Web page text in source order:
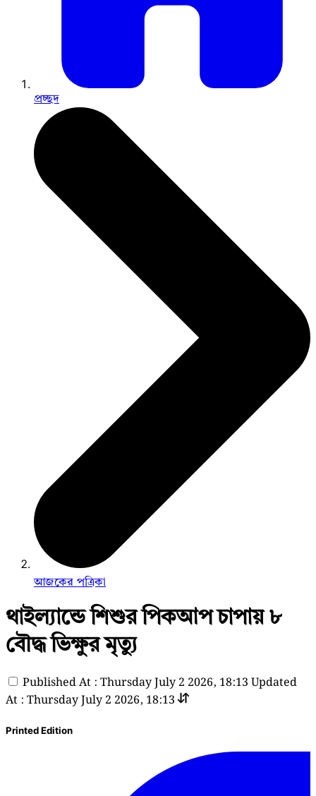
প্রচ্ছদ
আজকের পত্রিকা
থাইল্যান্ডে শিশুর পিকআপ চাপায় ৮
বৌদ্ধ ভিক্ষুর মৃত্যু
Published At : Thursday July 2 2026, 18:13 Updated
At : Thursday July 2 2026, 18:13
Printed Edition